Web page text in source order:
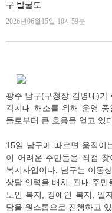
구 발굴도
2026년06월15일 10시59분
광주 남구(구청장 김병내)
각지대 해소를 위해 운영 중
들로부터 큰 호응을 얻고 있
15일 남구에 따르면 움직이
이 어려운 주민들을 직접
복지사업이다. 남구는 이동
상담 인력을 배치, 관내 주민
노인 복지, 장애인 복지, 일
담을 원스톱으로 진행하고